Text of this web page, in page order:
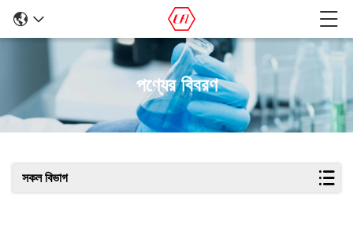
পণ্যের বিবরণ
সকল বিভাগ